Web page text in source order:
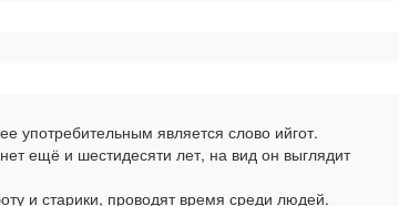
употребительным является слово ийгот.
ещё и шестидесяти лет, на вид он выглядит
и старики, проводят время среди людей.